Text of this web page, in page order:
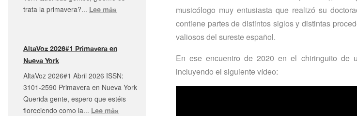
musicólogo muy entusiasta que realizó su
contiene partes de distintos siglos y distintas
valiosos del sureste español.
En ese encuentro de 2020 en el chiringuito de
incluyendo el siguiente vídeo:
¡y
trata la primavera?... Lee más
Mayo
en
Nueva
York
AltaVoz 2026#1 Primavera en
Nueva York
AltaVoz 2026#1 Abril 2026 ISSN:
3101-2590 Primavera en Nueva York
Querida gente, espero que estéis
floreciendo como la... Lee más